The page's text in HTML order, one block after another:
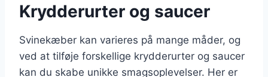
Krydderurter og saucer
Svinekæber kan varieres på mange måder, og
ved at tilføje forskellige krydderurter og saucer
kan du skabe unikke smagsoplevelser. Her er